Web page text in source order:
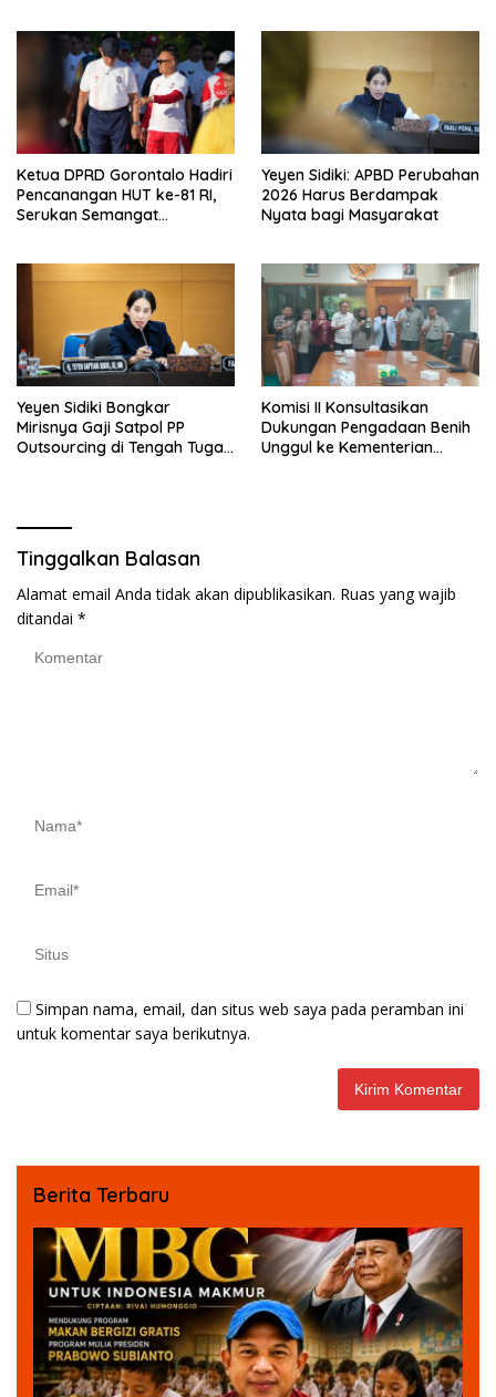
Ketua DPRD Gorontalo Hadiri
Pencanangan HUT ke-81 RI,
Serukan Semangat
Yeyen Sidiki: APBD Perubahan
2026 Harus Berdampak
Nyata bagi Masyarakat
Yeyen Sidiki Bongkar
Mirisnya Gaji Satpol PP
Outsourcing di Tengah Tugas
Komisi II Konsultasikan
Dukungan Pengadaan Benih
Unggul ke Kementerian
Tinggalkan Balasan
Alamat email Anda tidak akan dipublikasikan. Ruas yang wajib
ditandai *
Simpan nama, email, dan situs web saya pada peramban ini
untuk komentar saya berikutnya.
Berita Terbaru